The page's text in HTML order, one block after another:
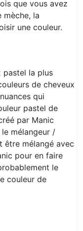
que vous avez
la
une couleur.
pastel la plus
de cheveux
qui
pastel de
par Manic
mélangeur /
être mélangé avec
pour en faire
le
couleur de